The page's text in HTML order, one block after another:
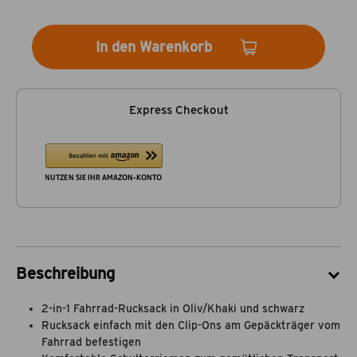
In den Warenkorb
Express Checkout
Beschreibung
2-in-1 Fahrrad-Rucksack in Oliv/Khaki und schwarz
Rucksack einfach mit den Clip-Ons am Gepäckträger vom
Fahrrad befestigen